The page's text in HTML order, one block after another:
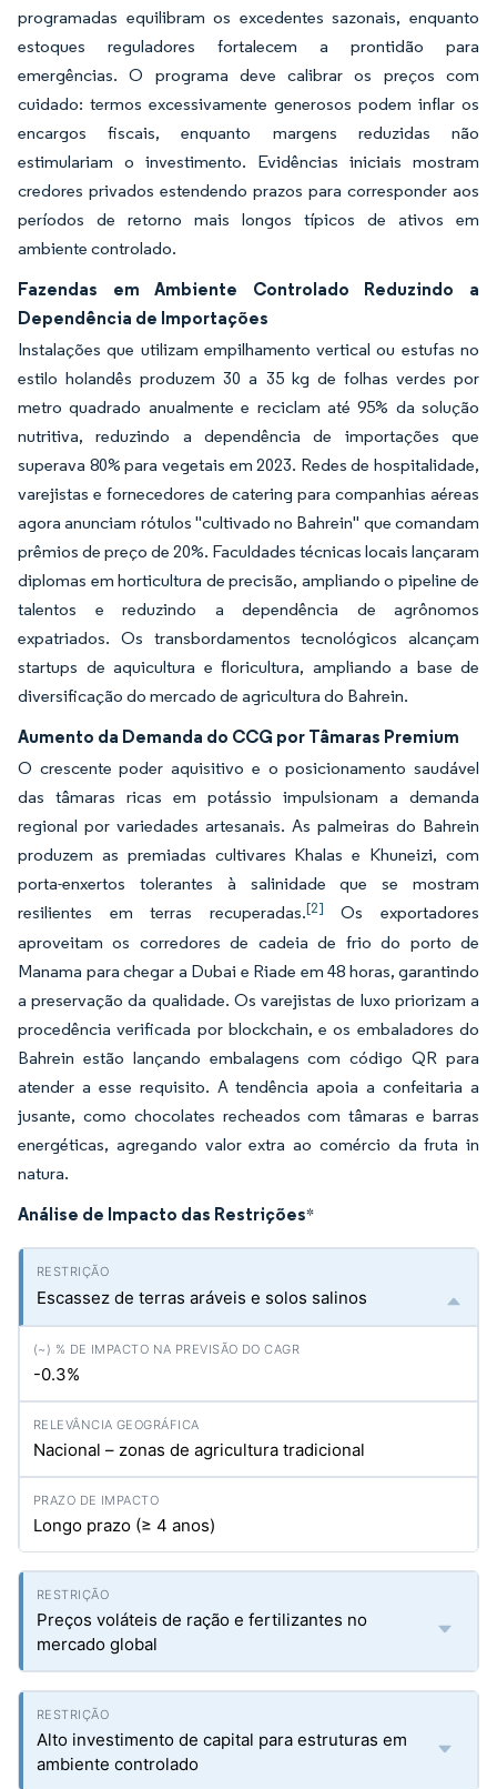
programadas equilibram os excedentes sazonais, enquanto
estoques reguladores fortalecem a prontidão para
emergências. O programa deve calibrar os preços com
cuidado: termos excessivamente generosos podem inflar os
encargos fiscais, enquanto margens reduzidas não
estimulariam o investimento. Evidências iniciais mostram
credores privados estendendo prazos para corresponder aos
períodos de retorno mais longos típicos de ativos em
ambiente controlado.
Fazendas em Ambiente Controlado Reduzindo a
Dependência de Importações
Instalações que utilizam empilhamento vertical ou estufas no
estilo holandês produzem 30 a 35 kg de folhas verdes por
metro quadrado anualmente e reciclam até 95% da solução
nutritiva, reduzindo a dependência de importações que
superava 80% para vegetais em 2023. Redes de hospitalidade,
varejistas e fornecedores de catering para companhias aéreas
agora anunciam rótulos "cultivado no Bahrein" que comandam
prêmios de preço de 20%. Faculdades técnicas locais lançaram
diplomas em horticultura de precisão, ampliando o pipeline de
talentos e reduzindo a dependência de agrônomos
expatriados. Os transbordamentos tecnológicos alcançam
startups de aquicultura e floricultura, ampliando a base de
diversificação do mercado de agricultura do Bahrein.
Aumento da Demanda do CCG por Tâmaras Premium
O crescente poder aquisitivo e o posicionamento saudável
das tâmaras ricas em potássio impulsionam a demanda
regional por variedades artesanais. As palmeiras do Bahrein
produzem as premiadas cultivares Khalas e Khuneizi, com
porta-enxertos tolerantes à salinidade que se mostram
resilientes em terras recuperadas.[2]
Os exportadores
aproveitam os corredores de cadeia de frio do porto de
Manama para chegar a Dubai e Riade em 48 horas, garantindo
a preservação da qualidade. Os varejistas de luxo priorizam a
procedência verificada por blockchain, e os embaladores do
Bahrein estão lançando embalagens com código QR para
atender a esse requisito. A tendência apoia a confeitaria a
jusante, como chocolates recheados com tâmaras e barras
energéticas, agregando valor extra ao comércio da fruta in
natura.
Análise de Impacto das Restrições*
Escassez de terras aráveis e solos salinos
-0.3%
Nacional – zonas de agricultura tradicional
Longo prazo (≥ 4 anos)
Preços voláteis de ração e fertilizantes no
mercado global
Alto investimento de capital para estruturas em
ambiente controlado